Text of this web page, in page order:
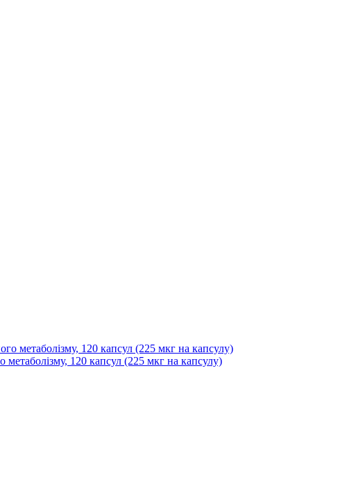
120 капсул (225 мкг на капсулу)